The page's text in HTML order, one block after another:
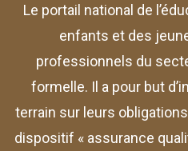
Le portail national de
enfants et des
professionnels du
formelle. Il a pour but
terrain sur leurs
dispositif « assurance